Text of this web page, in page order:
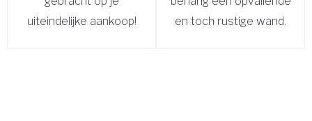
uiteindelijke aankoop!
en toch rustige wand.